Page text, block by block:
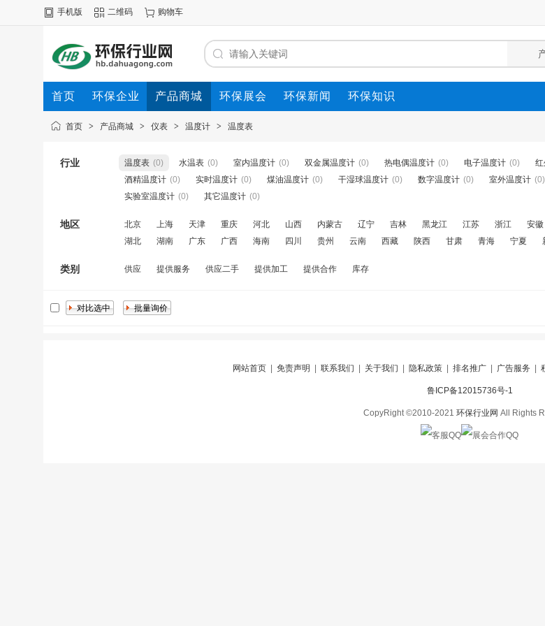
手机版 二维码 购物车
首页 环保企业 产品商城 环保展会 环保新闻 环保知识
首页 > 产品商城 > 仪表 > 温度计 > 温度表
行业 温度表 (0) 水温表 (0) 室内温度计 (0) 双金属温度计 (0) 热电偶温度计 (0) 电子温度计 (0)
酒精温度计 (0) 实时温度计 (0) 煤油温度计 (0) 干湿球温度计 (0) 数字温度计 (0) 室外温度计 (0)
实验室温度计 (0) 其它温度计 (0)
地区 北京 上海 天津 重庆 河北 山西 内蒙古 辽宁 吉林 黑龙江 江苏 浙江 安徽
湖北
湖南 广东 广西 海南 四川 贵州 云南 西藏 陕西 甘肃 青海 宁夏
类别 供应 提供服务 供应二手 提供加工 提供合作 库存
网站首页 免责声明 联系我们 关于我们 隐私政策 排名推广 广告服务
鲁ICP备12015736号-1
CopyRight ©2010-2021 环保行业网 All Rights